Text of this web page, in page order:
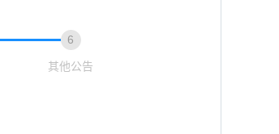
6
其他公告